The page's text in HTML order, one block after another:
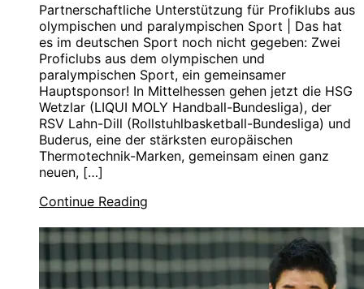
Partnerschaftliche Unterstützung für Profiklubs aus
olympischen und paralympischen Sport | Das hat
es im deutschen Sport noch nicht gegeben: Zwei
Proficlubs aus dem olympischen und
paralympischen Sport, ein gemeinsamer
Hauptsponsor! In Mittelhessen gehen jetzt die HSG
Wetzlar (LIQUI MOLY Handball-Bundesliga), der
RSV Lahn-Dill (Rollstuhlbasketball-Bundesliga) und
Buderus, eine der stärksten europäischen
Thermotechnik-Marken, gemeinsam einen ganz
neuen, […]
Continue Reading